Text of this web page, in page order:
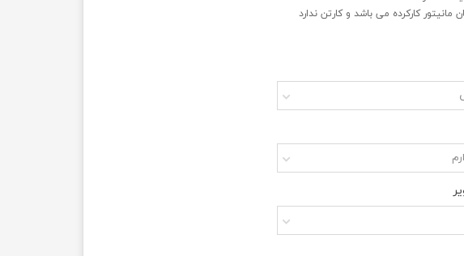
مانیتور کارکرده می باشد و کارتن ندارد